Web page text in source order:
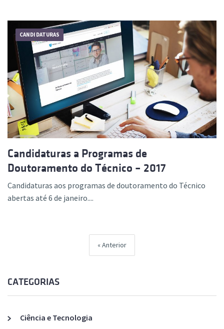
CANDIDATURAS
Candidaturas a Programas de
Doutoramento do Técnico – 2017
Candidaturas aos programas de doutoramento do Técnico
abertas até 6 de janeiro....
Anterior
CATEGORIAS
Ciência e Tecnologia